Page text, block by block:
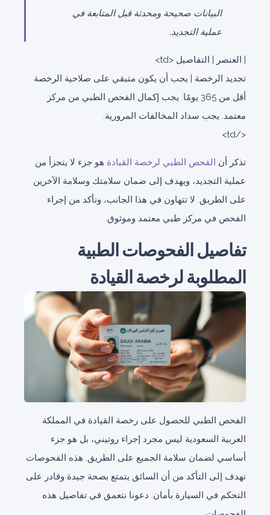
البيانات صحيحة ومحدثة قبل المتابعة في
عملية التجديد.
| العنصر | التفاصيل <td>
تجديد الرخصة | يجب أن يكون متبقي على صلاحية الرخصة
أقل من 365 يومًا. يجب إكمال الفحص الطبي من مركز
معتمد. يجب سداد المخالفات المرورية.
</td>
تذكر أن الفحص الطبي لرخصة القيادة هو جزء لا يتجزأ من
عملية التجديد، ويهدف إلى ضمان سلامتك وسلامة الآخرين
على الطريق. لا تتهاون في هذا الجانب، وتأكد من إجراء
الفحص في مركز طبي معتمد وموثوق.
تفاصيل الفحوصات الطبية
المطلوبة لرخصة القيادة
الفحص الطبي للحصول على رخصة القيادة في المملكة
العربية السعودية ليس مجرد إجراء روتيني، بل هو جزء
أساسي لضمان سلامة الجميع على الطريق. هذه الفحوصات
تهدف إلى التأكد من أن السائق يتمتع بصحة جيدة وقادر على
التحكم في السيارة بأمان. دعونا نتعمق في تفاصيل هذه